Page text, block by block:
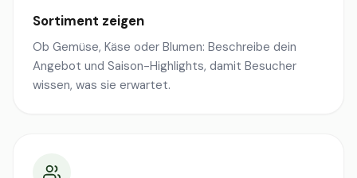
Sortiment zeigen
Ob Gemüse, Käse oder Blumen: Beschreibe dein
Angebot und Saison-Highlights, damit Besucher
wissen, was sie erwartet.